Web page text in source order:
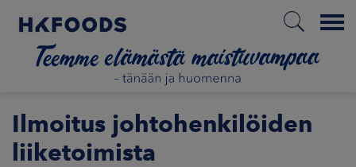
Menu
ETUSIVU
Ilmoitus johtohenkilöiden
liiketoimista